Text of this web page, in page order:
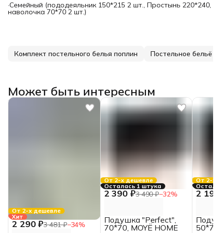
·Семейный (пододеяльник 150*215 2 шт., Простынь 220*240,
наволочка 70*70 2 шт.)
Комплект постельного белья поплин Постельное бельё
Может быть интересным
От 2-х дешевле
Хит
2 290 ₽3 481 ₽−34%
От 2-х дешевле
Осталась 1 штука
2 390 ₽3 490 ₽−32%
Подушка "Perfect",
70*70, MOYЁ HOME
От 2-х
2